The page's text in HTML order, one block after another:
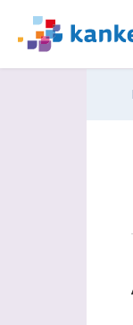
naar
We
zijn